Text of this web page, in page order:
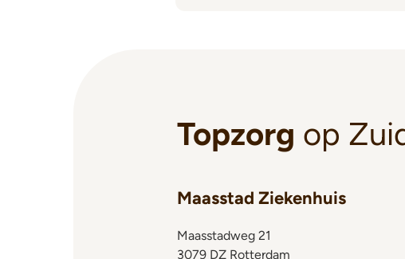
Topzorg op
Maasstad Ziekenhuis
Maasstadweg 21
3079 DZ Rotterdam